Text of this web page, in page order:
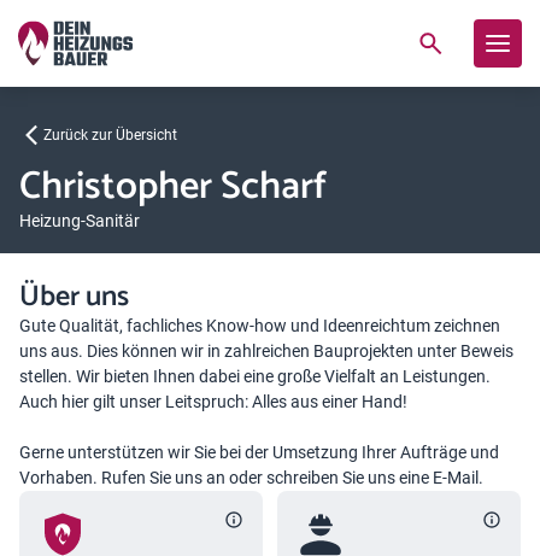
Zurück zur Übersicht
Christopher Scharf
Heizung-Sanitär
Über uns
Gute Qualität, fachliches Know-how und Ideenreichtum zeichnen
uns aus. Dies können wir in zahlreichen Bauprojekten unter Beweis
stellen. Wir bieten Ihnen dabei eine große Vielfalt an Leistungen.
Auch hier gilt unser Leitspruch: Alles aus einer Hand!
Gerne unterstützen wir Sie bei der Umsetzung Ihrer Aufträge und
Vorhaben. Rufen Sie uns an oder schreiben Sie uns eine E-Mail.